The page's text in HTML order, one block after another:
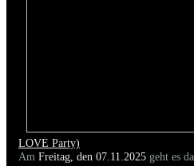
LOVE Party)
Am Freitag, den 07.11.2025 geht es